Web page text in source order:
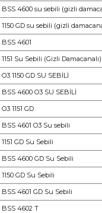
BSS 4600 su sebili (gizli
1150 GD su sebili (gizli
BSS 4601
1151 Su Sebili (Gizli Damacanalı)
O3 1150 GD SU SEBİLİ
BSS 4600 O3 SU SEBİLİ
O3 1151 GD
BSS 4601 O3 Su sebili
1151 GD Su Sebili
BSS 4600 GD Su Sebili
1150 GD Su Sebili
BSS 4601 GD Su Sebili
BSS 4602 T